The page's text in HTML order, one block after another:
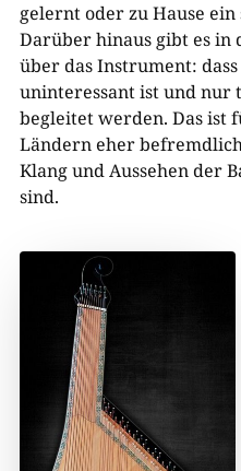
gelernt oder zu Hause
Darüber hinaus gibt es in
über das Instrument:
uninteressant ist und
begleitet werden. Das ist
Ländern eher
Klang und Aussehen der
sind.